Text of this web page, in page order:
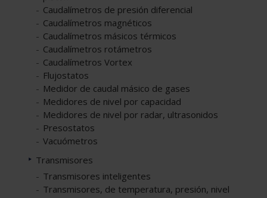
Caudalímetros de presión diferencial
Caudalímetros magnéticos
Caudalímetros másicos térmicos
Caudalímetros rotámetros
Caudalímetros Vortex
Flujostatos
Medidor de caudal másico de gases
Medidores de nivel por capacidad
Medidores de nivel por radar, ultrasonidos
Presostatos
Vacuómetros
Transmisores
Transmisores inteligentes
Transmisores, de temperatura, presión, nivel